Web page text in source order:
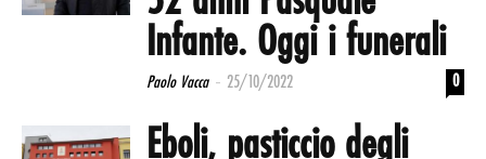
Infante. Oggi i funerali
Paolo Vacca - 25/10/2022 0
Eboli, pasticcio degli